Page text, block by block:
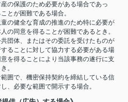
の保護のため必要がある場合であっ
とが困難である場合。
の健全な育成の推進のため特に必要が
の同意を得ることが困難であるとき。
団体、またはその委託を受けたものが
ることに対して協力する必要がある場
を得ることにより当該事務の遂行に支
。
囲で、機密保持契約を締結している信
、必要な範囲で開示する場合。